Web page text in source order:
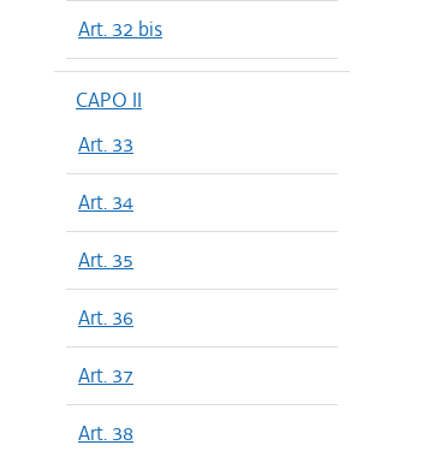
Art. 32 bis
CAPO II
Art. 33
Art. 34
Art. 35
Art. 36
Art. 37
Art. 38